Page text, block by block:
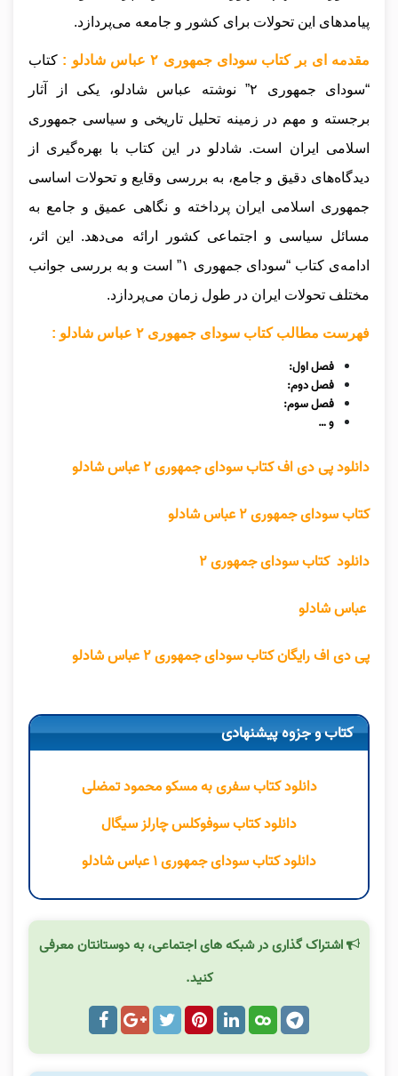
پیامدهای این تحولات برای کشور و جامعه می‌پردازد.
مقدمه ای بر کتاب سودای جمهوری ۲ عباس شادلو :
کتاب
“سودای جمهوری ۲” نوشته عباس شادلو، یکی از آثار
برجسته و مهم در زمینه تحلیل تاریخی و سیاسی جمهوری
اسلامی ایران است. شادلو در این کتاب با بهره‌گیری از
دیدگاه‌های دقیق و جامع، به بررسی وقایع و تحولات اساسی
جمهوری اسلامی ایران پرداخته و نگاهی عمیق و جامع به
مسائل سیاسی و اجتماعی کشور ارائه می‌دهد. این اثر،
ادامه‌ی کتاب “سودای جمهوری ۱” است و به بررسی جوانب
مختلف تحولات ایران در طول زمان می‌پردازد.
فهرست مطالب کتاب سودای جمهوری ۲ عباس شادلو :
فصل اول:
فصل دوم:
فصل سوم:
و …
دانلود پی دی اف کتاب سودای جمهوری ۲ عباس شادلو
کتاب سودای جمهوری ۲ عباس شادلو
دانلود کتاب سودای جمهوری ۲
عباس شادلو
پی دی اف رایگان کتاب سودای جمهوری ۲ عباس شادلو
کتاب و جزوه پیشنهادی
دانلود کتاب سفری به مسکو محمود تمضلی
دانلود کتاب سوفوکلس چارلز سیگال
دانلود کتاب سودای جمهوری ۱ عباس شادلو
اشتراک گذاری در شبکه های اجتماعی، به دوستانتان معرفی
کنید.